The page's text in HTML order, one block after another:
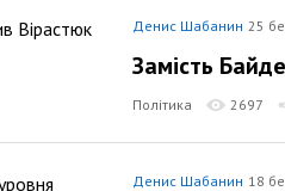
Денис Шабанин 25
Замість
Політика 2697
Денис Шабанин 18